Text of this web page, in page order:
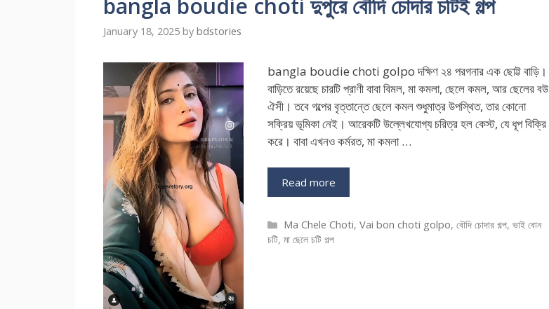
January 18, 2025 by bdstories
bangla boudie choti golpo দক্ষিণ ২৪ পরগনার এক ছোট্ট বাড়ি।
বাড়িতে রয়েছে চারটি প্রাণী বাবা বিমল, মা কমলা, ছেলে কমল, আর ছেলের বউ
ঐসী। তবে গল্পের বৃত্তান্তে ছেলে কমল শুধুমাত্র উপস্থিত, তার কোনো
সক্রিয় ভূমিকা নেই। আরেকটি উল্লেখযোগ্য চরিত্র হল কেস্ট, যে ধূপ বিক্রি
করে। বাবা এখনও কর্মরত, মা কমলা …
Read more
Categories
Ma Chele Choti,Vai bon choti golpo,বৌদি চোদার গল্প,ভাই বোন
চটি, মা ছেলে চটি গল্প